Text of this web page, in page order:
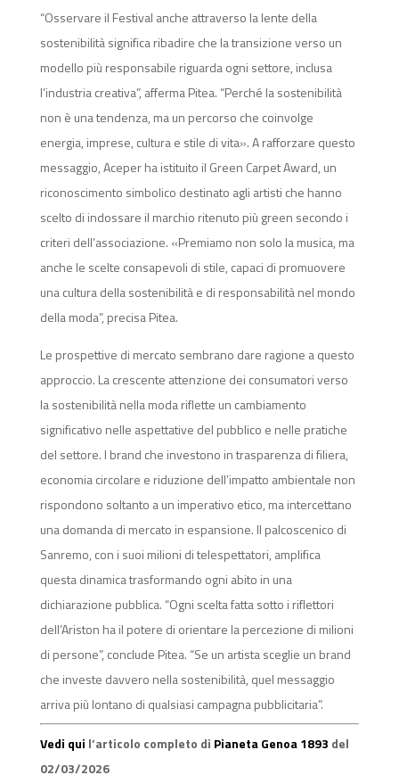
“Osservare il Festival anche attraverso la lente della
sostenibilità significa ribadire che la transizione verso un
modello più responsabile riguarda ogni settore, inclusa
l’industria creativa”, afferma Pitea. “Perché la sostenibilità
non è una tendenza, ma un percorso che coinvolge
energia, imprese, cultura e stile di vita». A rafforzare questo
messaggio, Aceper ha istituito il Green Carpet Award, un
riconoscimento simbolico destinato agli artisti che hanno
scelto di indossare il marchio ritenuto più green secondo i
criteri dell’associazione. «Premiamo non solo la musica, ma
anche le scelte consapevoli di stile, capaci di promuovere
una cultura della sostenibilità e di responsabilità nel mondo
della moda”, precisa Pitea.
Le prospettive di mercato sembrano dare ragione a questo
approccio. La crescente attenzione dei consumatori verso
la sostenibilità nella moda riflette un cambiamento
significativo nelle aspettative del pubblico e nelle pratiche
del settore. I brand che investono in trasparenza di filiera,
economia circolare e riduzione dell’impatto ambientale non
rispondono soltanto a un imperativo etico, ma intercettano
una domanda di mercato in espansione. Il palcoscenico di
Sanremo, con i suoi milioni di telespettatori, amplifica
questa dinamica trasformando ogni abito in una
dichiarazione pubblica. “Ogni scelta fatta sotto i riflettori
dell’Ariston ha il potere di orientare la percezione di milioni
di persone”, conclude Pitea. “Se un artista sceglie un brand
che investe davvero nella sostenibilità, quel messaggio
arriva più lontano di qualsiasi campagna pubblicitaria”.
Vedi qui l’articolo completo di Pianeta Genoa 1893 del
02/03/2026